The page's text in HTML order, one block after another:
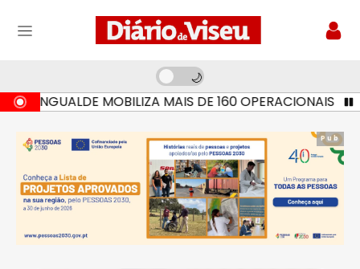
MOBILIZA MAIS DE 160 OPERACIONAIS E SETE
Pub